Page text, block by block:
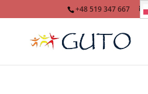
+48 519 347 667